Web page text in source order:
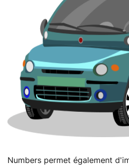
Numbers permet également